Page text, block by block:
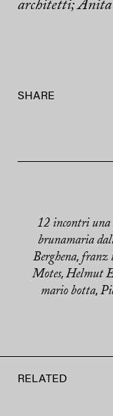
architetti;
SHARE
12 incontri
brunamaria
Berghena, franz
Motes, Helmut
mario botta,
RELATED